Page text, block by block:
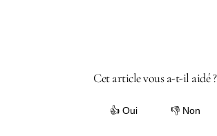
Cet article vous a-t-il aidé ?
👍 Oui 👎 Non